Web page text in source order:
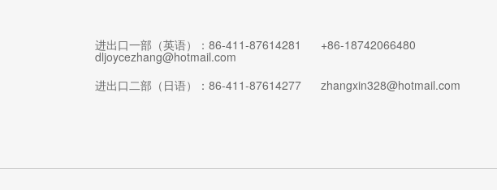
进出口一部（英语）：86-411-87614281 +86-18742066480
dljoycezhang@hotmail.com
进出口二部（日语）：86-411-87614277 zhangxin328@hotmail.com